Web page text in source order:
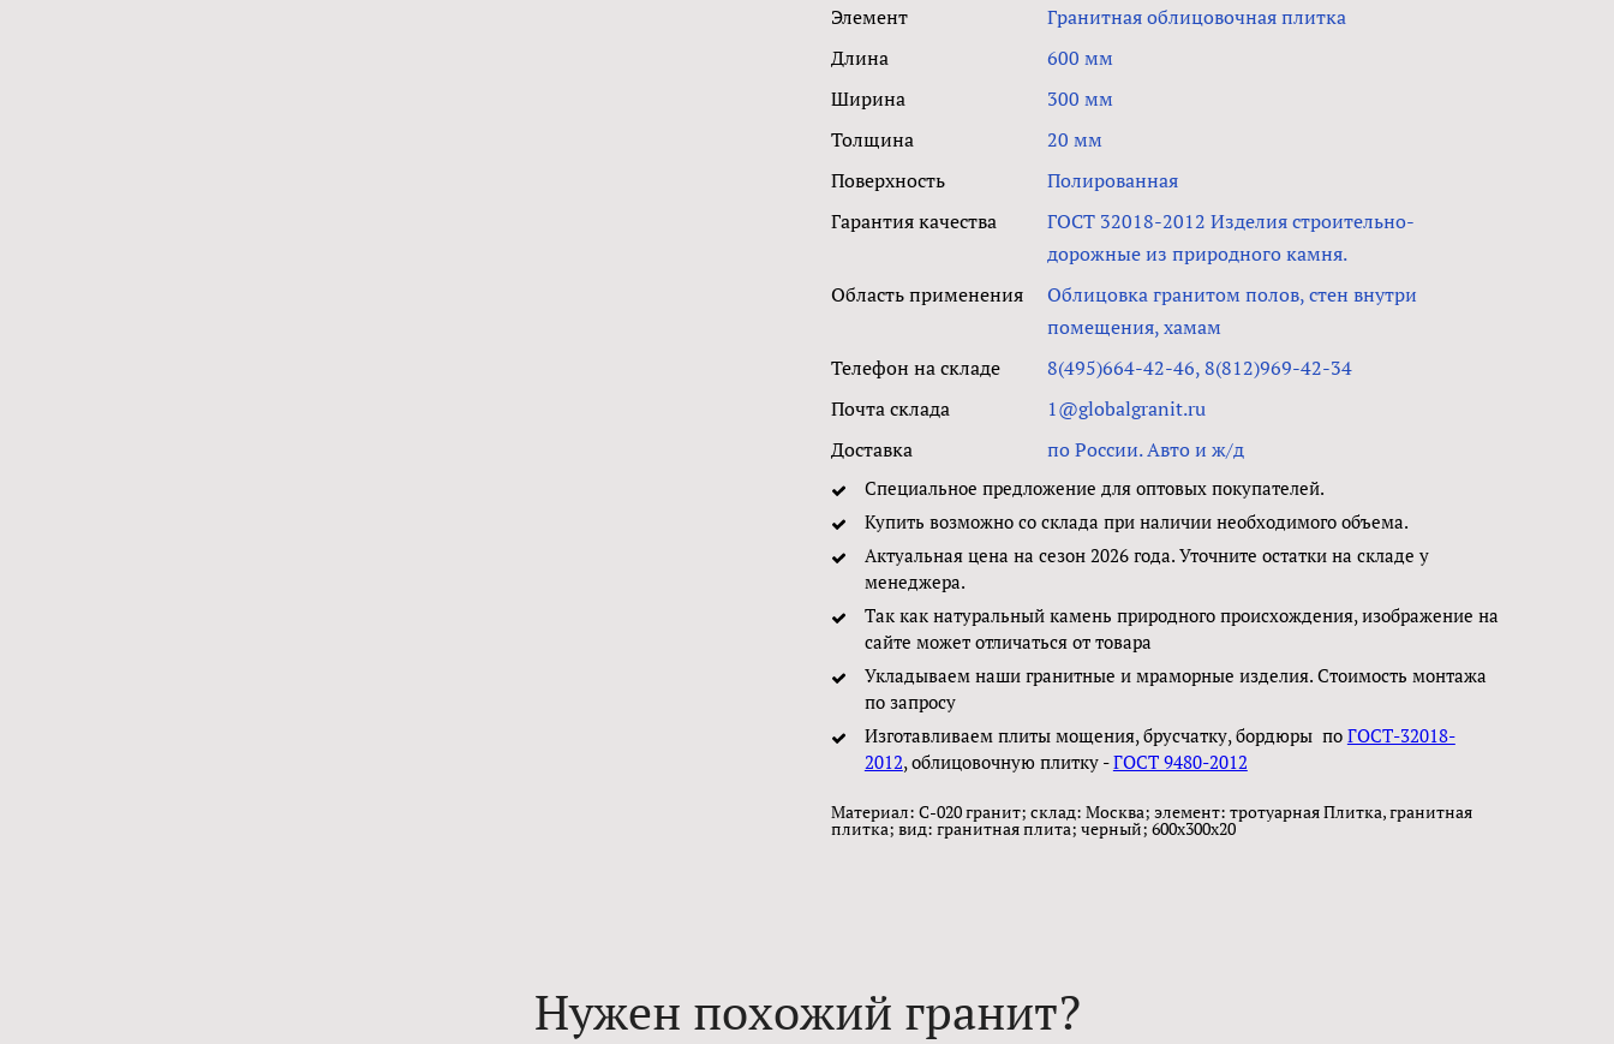
Элемент
Гранитная облицовочная плитка
Длина
600 мм
Ширина
300 мм
Толщина
20 мм
Поверхность
Полированная
Гарантия качества
ГОСТ 32018-2012 Изделия строительно-
дорожные из природного камня.
Область применения
Облицовка гранитом полов, стен внутри
помещения, хамам
Телефон на складе
8(495)664-42-46, 8(812)969-42-34
Почта склада
1@globalgranit.ru
Доставка
по России. Авто и ж/д
Специальное предложение для оптовых покупателей.
Купить возможно со склада при наличии необходимого объема.
Актуальная цена на сезон 2026 года. Уточните остатки на складе у
менеджера.
Так как натуральный камень природного происхождения, изображение на
сайте может отличаться от товара
Укладываем наши гранитные и мраморные изделия. Стоимость монтажа
по запросу
Изготавливаем плиты мощения, брусчатку, бордюры по ГОСТ-32018-
2012, облицовочную плитку -ГОСТ 9480-2012
Материал: C-020 гранит; склад: Москва; элемент: тротуарная Плитка, гранитная
плитка; вид: гранитная плита; черный; 600х300х20
Нужен похожий гранит?